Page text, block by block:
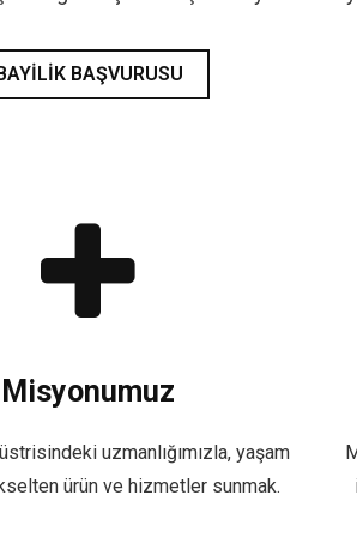
BAŞVURUSU
Misyonumuz
uzmanlığımızla, yaşam
ürün ve hizmetler sunmak.